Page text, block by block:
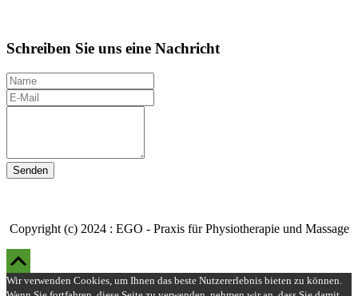
Schreiben Sie uns eine Nachricht
N
a
m
E
-
l
e
N
h
t
Copyright (c) 2024 : EGO - Praxis für Physiotherapie und Massage
Up
Wir verwenden Cookies, um Ihnen das beste Nutzererlebnis bieten zu können.